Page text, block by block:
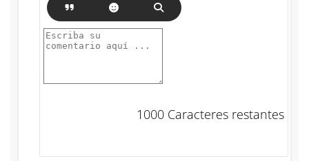
1000 Caracteres restantes